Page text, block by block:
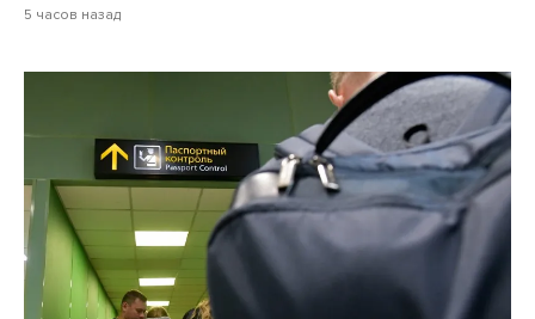
5 часов назад